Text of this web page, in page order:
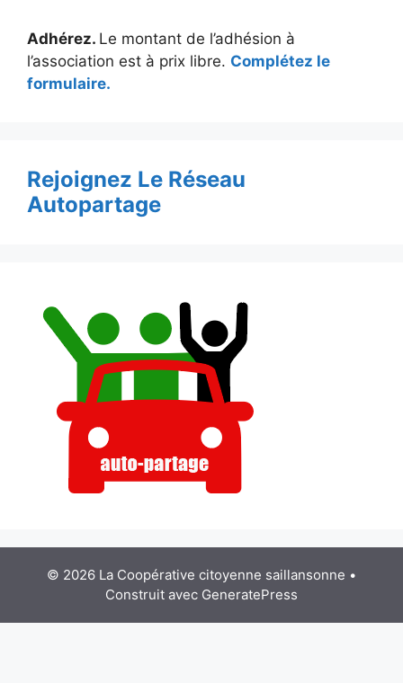
Adhérez. Le montant de l’adhésion à
l’association est à prix libre. Complétez le
formulaire.
Rejoignez Le Réseau
Autopartage
© 2026 La Coopérative citoyenne saillansonne •
Construit avec GeneratePress